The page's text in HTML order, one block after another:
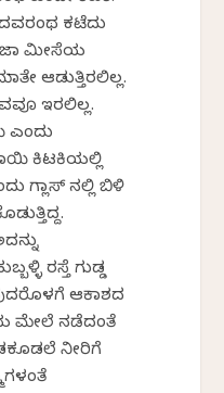
ಕಟೆದು
ಮೀಸೆಯ
ಆಡುತ್ತಿರಲಿಲ್ಲ.
ಇರಲಿಲ್ಲ.
ಎಂದು
ಕಿಟಕಿಯಲ್ಲಿ
ಗ್ಲಾಸ್ ನಲ್ಲಿ ಬಿಳಿ
ರಸ್ತೆ ಗುಡ್ಡ
ಆಕಾಶದ
ಮೇಲೆ ನಡೆದಂತೆ
ನೀರಿಗೆ